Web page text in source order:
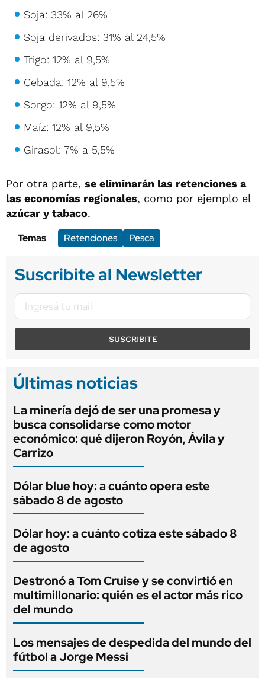
Soja: 33% al 26%
Soja derivados: 31% al 24,5%
Trigo: 12% al 9,5%
Cebada: 12% al 9,5%
Sorgo: 12% al 9,5%
Maíz: 12% al 9,5%
Girasol: 7% a 5,5%
Por otra parte, se eliminarán las retenciones a
las economías regionales, como por ejemplo el
azúcar y tabaco.
Temas
Retenciones Pesca
Suscribite al Newsletter
SUSCRIBITE
Últimas noticias
La minería dejó de ser una promesa y
busca consolidarse como motor
económico: qué dijeron Royón, Ávila y
Carrizo
Dólar blue hoy: a cuánto opera este
sábado 8 de agosto
Dólar hoy: a cuánto cotiza este sábado 8
de agosto
Destronó a Tom Cruise y se convirtió en
multimillonario: quién es el actor más rico
del mundo
Los mensajes de despedida del mundo del
fútbol a Jorge Messi